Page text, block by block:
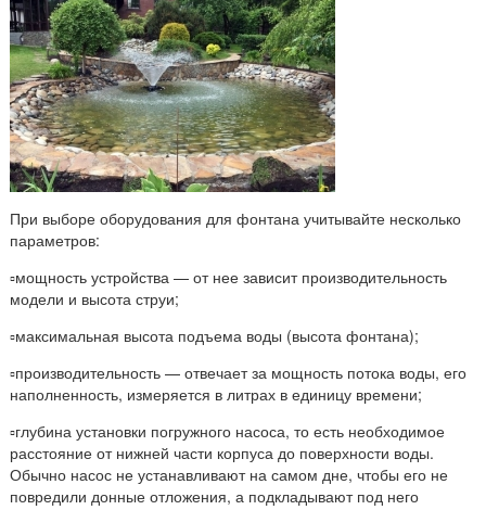
При выборе оборудования для фонтана учитывайте несколько
параметров:
▫️мощность устройства — от нее зависит производительность
модели и высота струи;
▫️максимальная высота подъема воды (высота фонтана);
▫️производительность — отвечает за мощность потока воды, его
наполненность, измеряется в литрах в единицу времени;
▫️глубина установки погружного насоса, то есть необходимое
расстояние от нижней части корпуса до поверхности воды.
Обычно насос не устанавливают на самом дне, чтобы его не
повредили донные отложения, а подкладывают под него